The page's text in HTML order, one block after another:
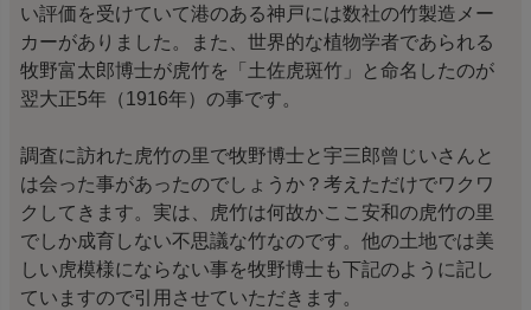
い評価を受けていて港のある神戸には数社の竹製造メー
カーがありました。また、世界的な植物学者であられる
牧野富太郎博士が虎竹を「土佐虎斑竹」と命名したのが
翌大正5年（1916年）の事です。
調査に訪れた虎竹の里で牧野博士と宇三郎曾じいさんと
は会った事があったのでしょうか？考えただけでワクワ
クしてきます。実は、虎竹は何故かここ安和の虎竹の里
でしか成育しない不思議な竹なのです。他の土地では美
しい虎模様にならない事を牧野博士も下記のように記し
ていますので引用させていただきます。